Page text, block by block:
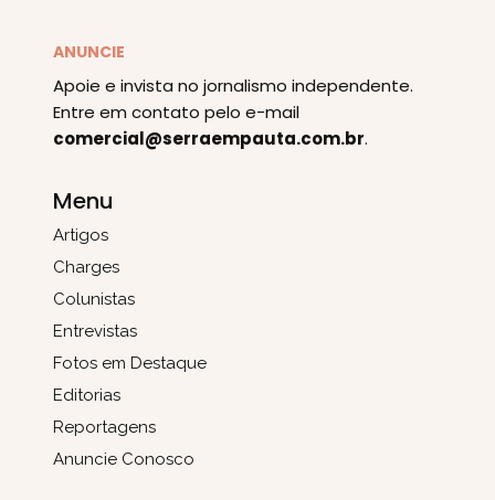
ANUNCIE
Apoie e invista no jornalismo independente.
Entre em contato pelo e-mail
comercial@serraempauta.com.br.
Menu
Artigos
Charges
Colunistas
Entrevistas
Fotos em Destaque
Editorias
Reportagens
Anuncie Conosco